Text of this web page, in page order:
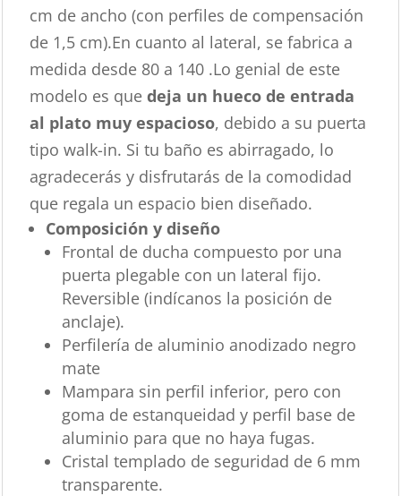
cm de ancho (con perfiles de compensación
de 1,5 cm).En cuanto al lateral, se fabrica a
medida desde 80 a 140 .Lo genial de este
modelo es quedeja un hueco de entrada
al plato muy espacioso, debido a su puerta
tipo walk-in. Si tu baño es abirragado, lo
agradecerás y disfrutarás de la comodidad
que regala un espacio bien diseñado.
Composición y diseño
Frontal de ducha compuesto por una
puerta plegable con un lateral fijo.
Reversible (indícanos la posición de
anclaje).
Perfilería de aluminio anodizado negro
mate
Mampara sin perfil inferior, pero con
goma de estanqueidad y perfil base de
aluminio para que no haya fugas.
Cristal templado de seguridad de 6 mm
transparente.